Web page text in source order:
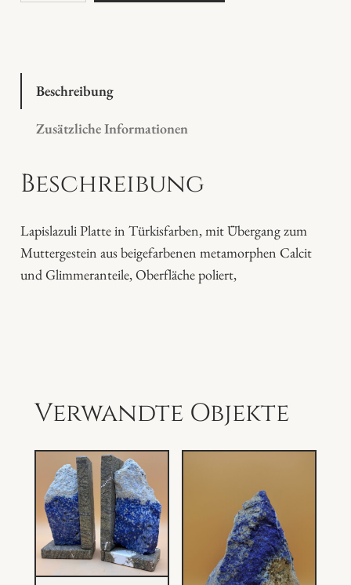
a
l
P
l
Beschreibung
Zusätzliche Informationen
Beschreibung
Lapislazuli Platte in Türkisfarben, mit Übergang zum
Muttergestein aus beigefarbenen metamorphen Calcit
und Glimmeranteile, Oberfläche poliert,
Verwandte Objekte